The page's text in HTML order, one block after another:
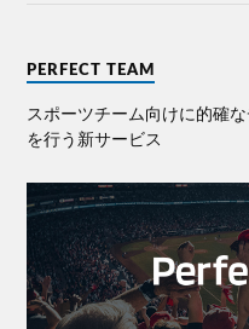
PERFECT TEAM
スポーツチーム向けに的確
を⾏う新サービス